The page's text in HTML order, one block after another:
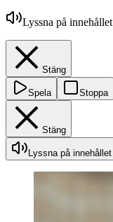
Lyssna på innehållet
Stäng
Spela Stoppa
Stäng
Lyssna på innehållet